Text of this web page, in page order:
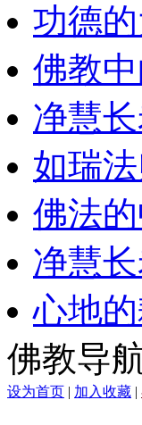
功德
佛教
净慧
如瑞
佛法
净慧
心地
佛教导
设为首页 | 加入收藏 |